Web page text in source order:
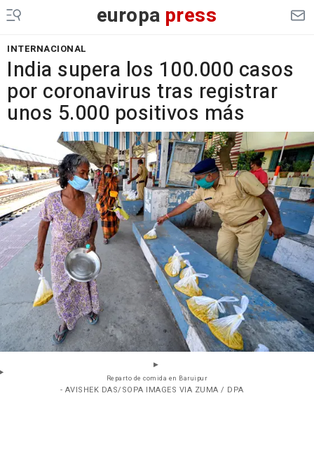
europa press
INTERNACIONAL
India supera los 100.000 casos
por coronavirus tras registrar
unos 5.000 positivos más
Reparto de comida en Baruipur
- AVISHEK DAS/SOPA IMAGES VIA ZUMA / DPA